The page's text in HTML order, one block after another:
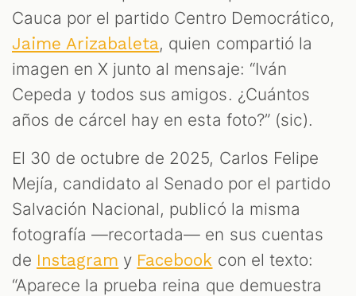
Cauca por el partido Centro Democrático,
Jaime Arizabaleta, quien compartió la
imagen en X junto al mensaje: “Iván
Cepeda y todos sus amigos. ¿Cuántos
años de cárcel hay en esta foto?” (sic).
El 30 de octubre de 2025, Carlos Felipe
Mejía, candidato al Senado por el partido
Salvación Nacional, publicó la misma
fotografía —recortada— en sus cuentas
de Instagram y Facebook con el texto:
“Aparece la prueba reina que demuestra